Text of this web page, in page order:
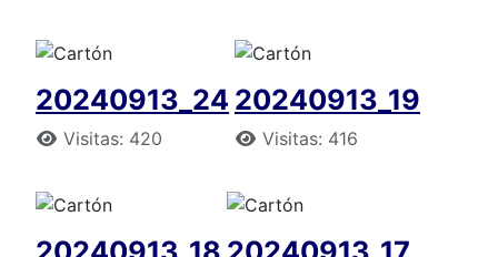
20240913_24
Detalles
Visitas: 420
20240913_19
Detalles
Visitas: 416